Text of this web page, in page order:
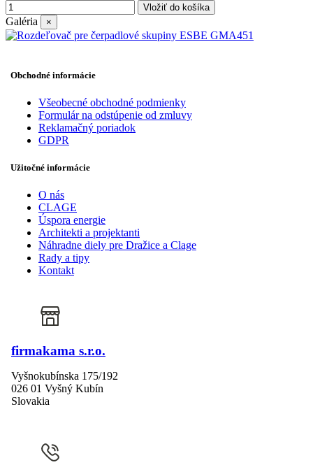
Vložiť do košíka
Galéria ×
Obchodné informácie
Všeobecné obchodné podmienky
Formulár na odstúpenie od zmluvy
Reklamačný poriadok
GDPR
Užitočné informácie
O nás
CLAGE
Úspora energie
Architekti a projektanti
Náhradne diely pre Dražice a Clage
Rady a tipy
Kontakt
firmakama s.r.o.
Vyšnokubínska 175/192
026 01 Vyšný Kubín
Slovakia